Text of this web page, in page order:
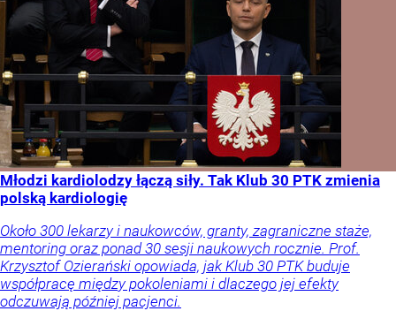
Młodzi kardiolodzy łączą siły. Tak Klub 30 PTK zmienia
polską kardiologię
Około 300 lekarzy i naukowców, granty, zagraniczne staże,
mentoring oraz ponad 30 sesji naukowych rocznie. Prof.
Krzysztof Ozierański opowiada, jak Klub 30 PTK buduje
współpracę między pokoleniami i dlaczego jej efekty
odczuwają później pacjenci.